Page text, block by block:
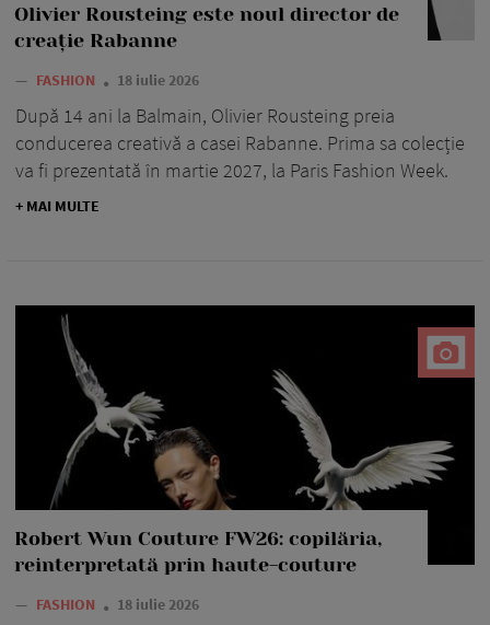
Olivier Rousteing este noul director de
creație Rabanne
— FASHION 18 iulie 2026
După 14 ani la Balmain, Olivier Rousteing preia
conducerea creativă a casei Rabanne. Prima sa colecție
va fi prezentată în martie 2027, la Paris Fashion Week.
+ MAI MULTE
Robert Wun Couture FW26: copilăria,
reinterpretată prin haute-couture
— FASHION 18 iulie 2026